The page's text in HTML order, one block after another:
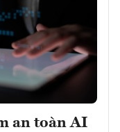
an toàn AI